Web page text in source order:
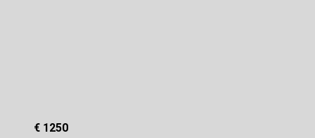
€ 1250